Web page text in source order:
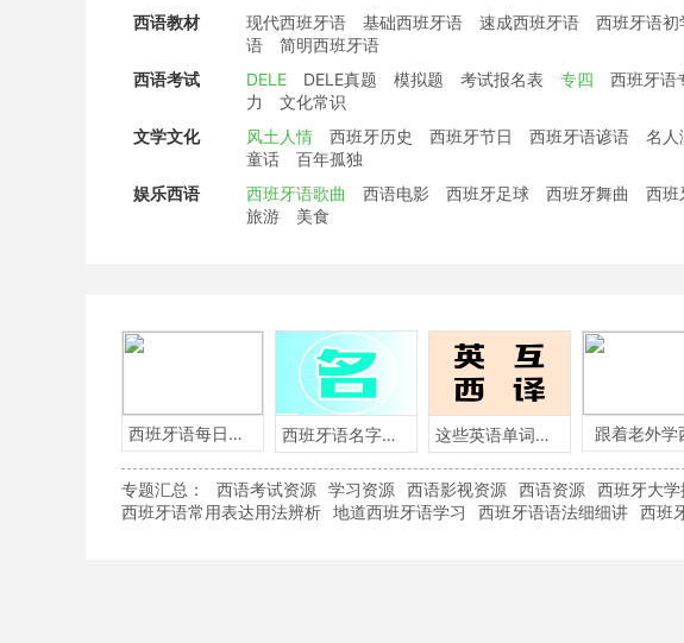
西语教材
现代西班牙语 基础西班牙语 速成西班牙语 西班牙语初
语
简明西班牙语
西语考试
DELE DELE真题 模拟题 考试报名表 专四 西班牙语
力
文化常识
文学文化
风土人情 西班牙历史 西班牙节日 西班牙语谚语 名人
童话
百年孤独
娱乐西语
西班牙语歌曲 西语电影 西班牙足球 西班牙舞曲 西班
旅游
美食
西班牙语每日一句 西班牙语名字含义 这些英语单词用西班牙语怎么说？ 跟着老外学
专题汇总： 西语考试资源 学习资源 西语影视资源 西语资源 西班牙大学
西班牙语常用表达用法辨析 地道西班牙语学习 西班牙语语法细细讲 西班